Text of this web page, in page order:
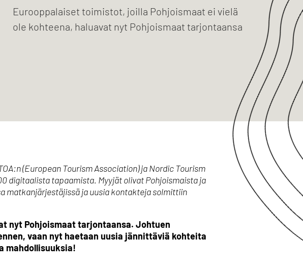
Eurooppalaiset toimistot, joilla Pohjoismaat ei vielä
ole kohteena, haluavat nyt Pohjoismaat tarjontaansa
(European Tourism Association) ja Nordic Tourism
digitaalista tapaamista. Myyjät olivat Pohjoismaista ja
matkanjärjestäjissä ja uusia kontakteja solmittiin
nyt Pohjoismaat tarjontaansa. Johtuen
vaan nyt haetaan uusia jännittäviä kohteita
mahdollisuuksia!